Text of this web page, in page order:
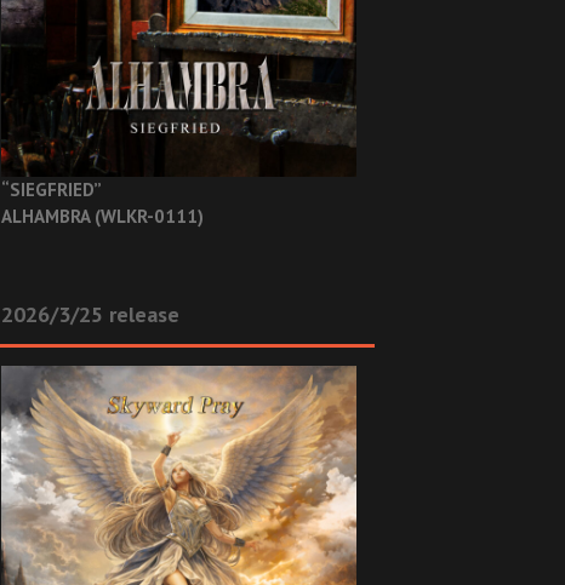
“SIEGFRIED”
ALHAMBRA (WLKR-0111)
2026/3/25 release